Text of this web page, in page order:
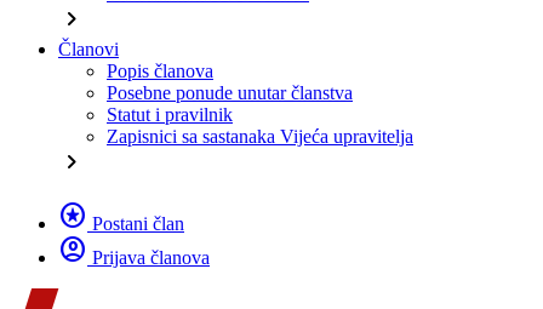
chevron_right
Članovi
Popis članova
Posebne ponude unutar članstva
Statut i pravilnik
Zapisnici sa sastanaka Vijeća upravitelja
chevron_right
stars Postani član
account_circle Prijava članova